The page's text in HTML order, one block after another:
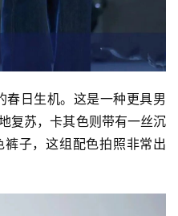
日生机。这是一种更具男
复苏，卡其色则带有一丝沉
子，这组配色拍照非常出